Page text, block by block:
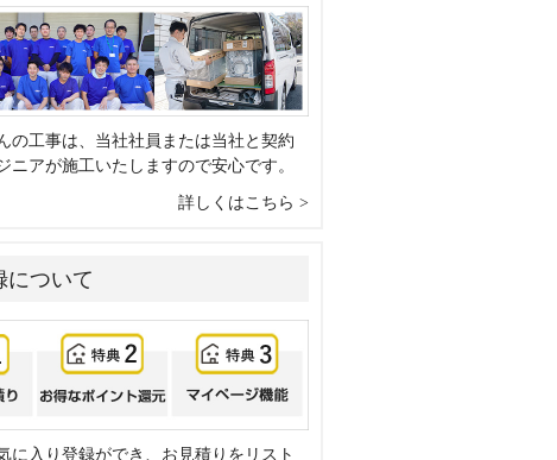
の工事は、当社社員または当社と契約
ニアが施工いたしますので安心です。
詳しくはこちら
について
に入り登録ができ、お見積りをリスト